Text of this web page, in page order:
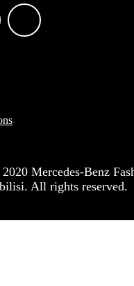
Mercedes-Benz
All rights reserved.